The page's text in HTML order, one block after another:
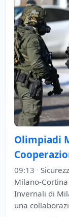
Olimpiadi
09:13 ·
Milano-
Invernali di
una